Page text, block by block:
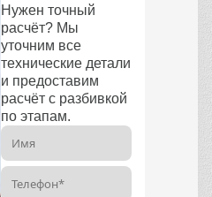
Нужен точный
расчёт? Мы
уточним все
технические детали
и предоставим
расчёт с разбивкой
по этапам.